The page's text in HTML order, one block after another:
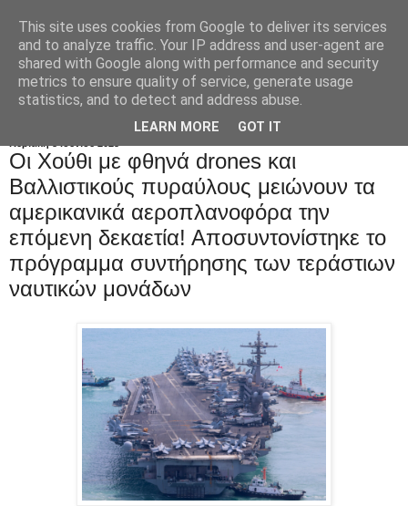
Οι Xούθι με φθηνά drones και
Bαλλιστικούς πυραύλους μειώνουν τα
αμερικανικά αεροπλανοφόρα την
επόμενη δεκαετία! Αποσυντονίστηκε το
πρόγραμμα συντήρησης των τεράστιων
ναυτικών μονάδων
This site uses cookies from Google to deliver its services
and to analyze traffic. Your IP address and user-agent are
shared with Google along with performance and security
metrics to ensure quality of service, generate usage
statistics, and to detect and address abuse.
LEARN MORE GOT IT